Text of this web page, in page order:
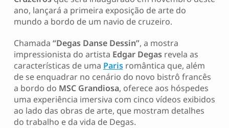
ano, lançará a primeira exposição de arte do
mundo a bordo de um navio de cruzeiro.
Chamada “Degas Danse Dessin”, a mostra
impressionista do artista Edgar Degasrevela as
características de uma Parisromântica que, além
de se enquadrar no cenário do novo bistrô francês
a bordo do MSC Grandiosa, oferece aos hóspedes
uma experiência imersiva com cinco vídeos exibidos
ao lado das obras de arte, que mostram detalhes
do trabalho e da vida de Degas.